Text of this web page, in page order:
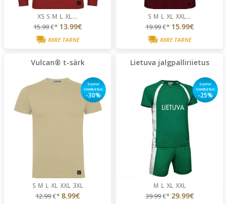
XS S M L XL...
15.99€* 13.99€
KIIRE TARNE
S M L XL XXL...
19.99€* 15.99€
KIIRE TARNE
Vulcan® t-särk
Suvine
soodustus
-30%
S M L XL XXL 3XL
12.99€* 8.99€
Lietuva jalgpalliriietus
Suvine
soodustus
-25%
M L XL XXL
39.99€* 29.99€